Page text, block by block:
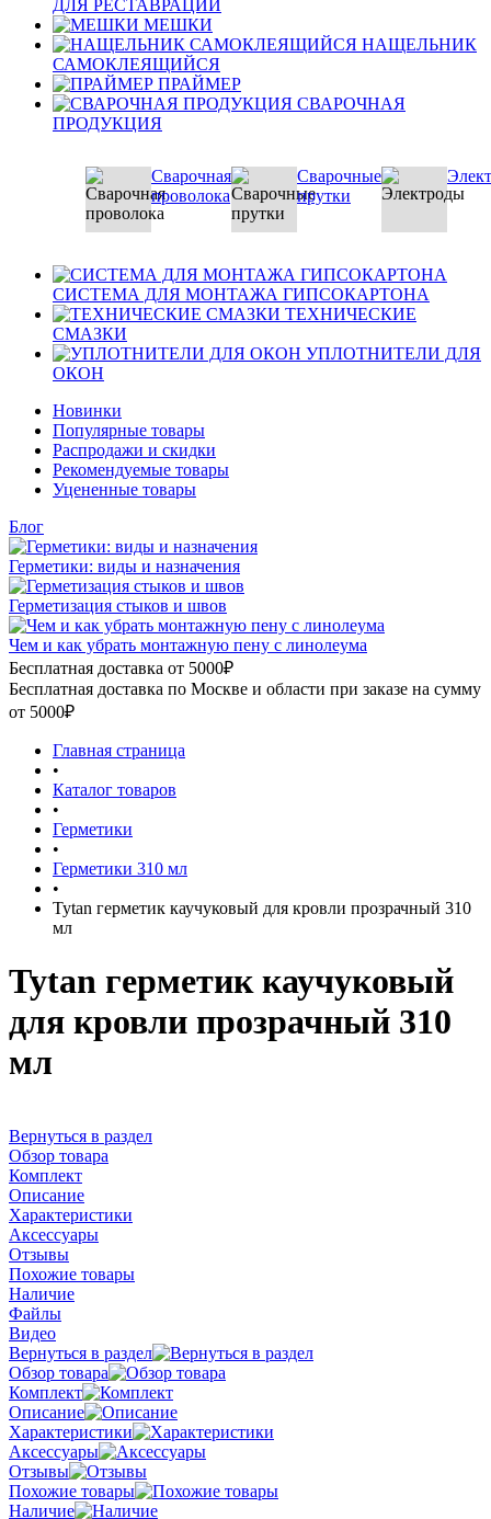
ДЛЯ РЕСТАВРАЦИИ
МЕШКИ
НАЩЕЛЬНИК
САМОКЛЕЯЩИЙСЯ
ПРАЙМЕР
СВАРОЧНАЯ
ПРОДУКЦИЯ
Сварочная
проволока
Сварочные
прутки
СИСТЕМА ДЛЯ МОНТАЖА ГИПСОКАРТОНА
ТЕХНИЧЕСКИЕ
СМАЗКИ
УПЛОТНИТЕЛИ ДЛЯ
ОКОН
Новинки
Популярные товары
Распродажи и скидки
Рекомендуемые товары
Уцененные товары
Блог
Герметики: виды и назначения
Герметизация стыков и швов
Чем и как убрать монтажную пену с линолеума
Бесплатная доставка от 5000₽
Бесплатная доставка по Москве и области при заказе на сумму
от 5000₽
Главная страница
•
Каталог товаров
•
Герметики
•
Герметики 310 мл
•
Tytan герметик каучуковый для кровли прозрачный 310
мл
Tytan герметик каучуковый
для кровли прозрачный 310
мл
Вернуться в раздел
Обзор товара
Комплект
Описание
Характеристики
Аксессуары
Отзывы
Похожие товары
Наличие
Файлы
Видео
Вернуться в раздел
Обзор товара
Комплект
Описание
Характеристики
Аксессуары
Отзывы
Похожие товары
Наличие